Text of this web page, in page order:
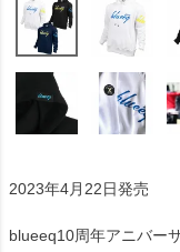
2023年4月22日発売
blueeq10周年アニバー